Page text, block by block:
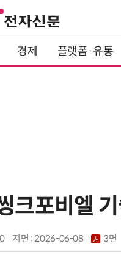
경제 플랫폼·유통
크포비엘
지면 :2026-06-08 3면